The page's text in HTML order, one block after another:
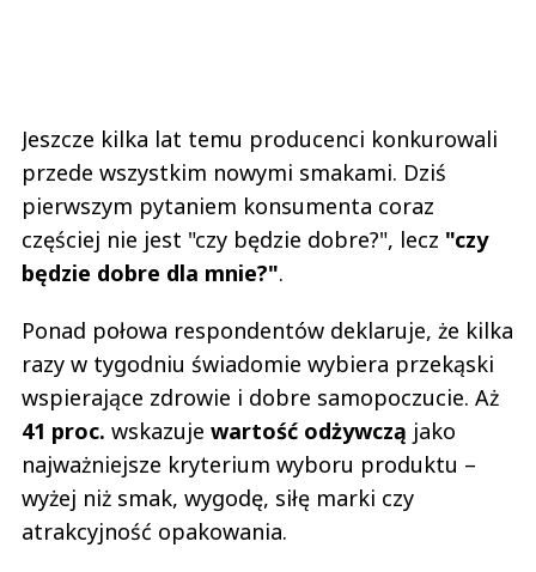
Jeszcze kilka lat temu producenci konkurowali
przede wszystkim nowymi smakami. Dziś
pierwszym pytaniem konsumenta coraz
częściej nie jest "czy będzie dobre?", lecz "czy
będzie dobre dla mnie?".
Ponad połowa respondentów deklaruje, że kilka
razy w tygodniu świadomie wybiera przekąski
wspierające zdrowie i dobre samopoczucie. Aż
41 proc. wskazuje wartość odżywczą jako
najważniejsze kryterium wyboru produktu –
wyżej niż smak, wygodę, siłę marki czy
atrakcyjność opakowania.